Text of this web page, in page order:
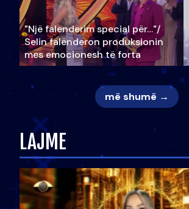
"Një falenderim special për…"/
Selin falënderon produksionin
mes emocionesh të forta
më shumë →
LAJME